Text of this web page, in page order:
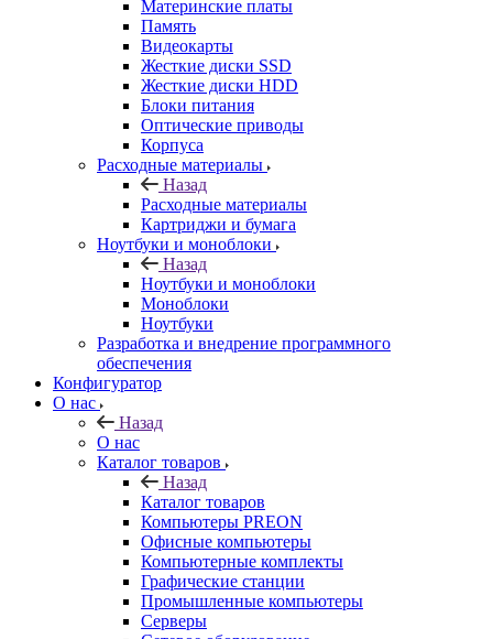
Материнские платы
Память
Видеокарты
Жесткие диски SSD
Жесткие диски HDD
Блоки питания
Оптические приводы
Корпуса
Расходные материалы
Назад
Расходные материалы
Картриджи и бумага
Ноутбуки и моноблоки
Назад
Ноутбуки и моноблоки
Моноблоки
Ноутбуки
Разработка и внедрение программного
обеспечения
Конфигуратор
О нас
Назад
О нас
Каталог товаров
Назад
Каталог товаров
Компьютеры PREON
Офисные компьютеры
Компьютерные комплекты
Графические станции
Промышленные компьютеры
Серверы